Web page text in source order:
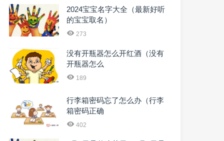
2024宝宝名字大全（最新好听
的宝宝取名）
273
没有开瓶器怎么开红酒（没有
开瓶器怎么
189
行李箱密码忘了怎么办（行李
箱密码正确
402